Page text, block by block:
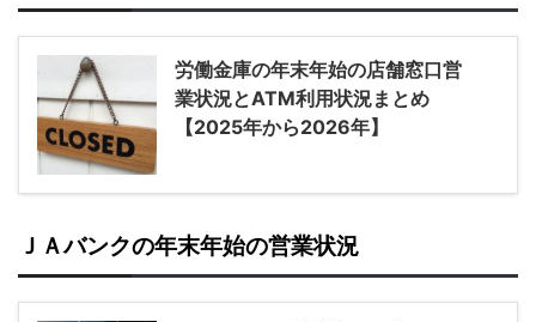
労働金庫の年末年始の店舗窓口営
業状況とATM利用状況まとめ
【2025年から2026年】
ＪＡバンクの年末年始の営業状況